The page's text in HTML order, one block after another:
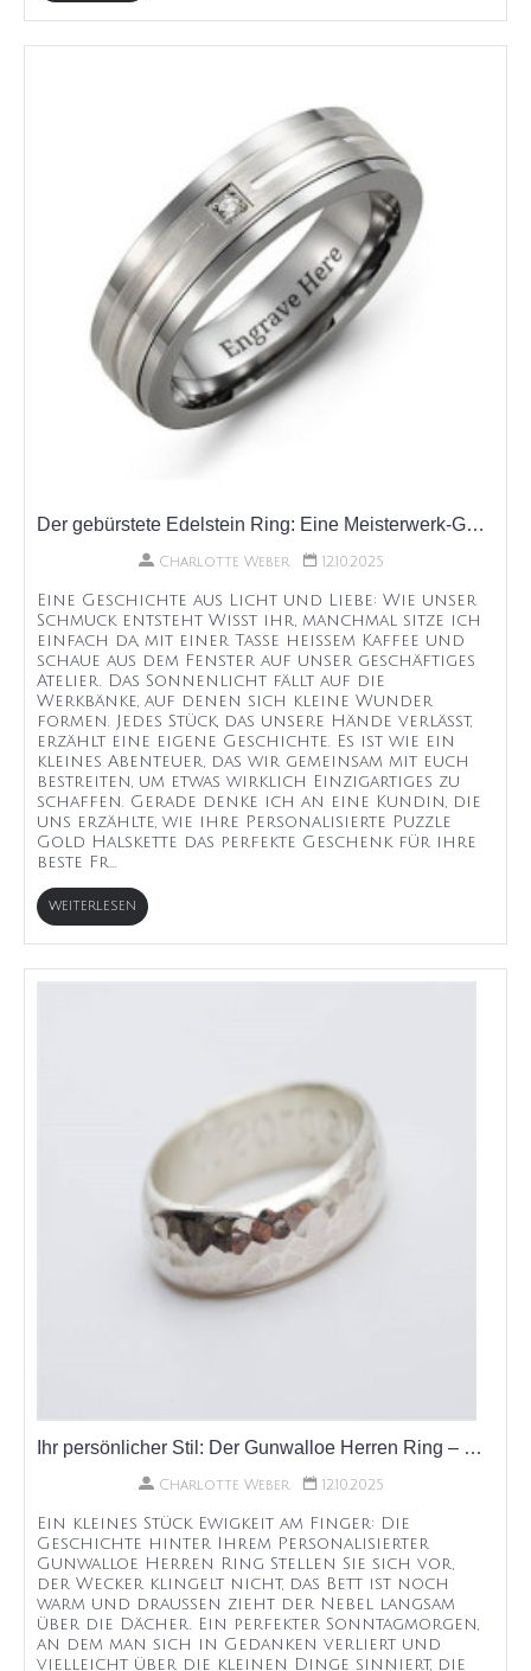
Der gebürstete Edelstein Ring: Eine Meisterwerk-Geschichte
Charlotte Weber 12.10.2025
Eine Geschichte aus Licht und Liebe: Wie unser
Schmuck entsteht Wisst ihr, manchmal sitze ich
einfach da, mit einer Tasse heißem Kaffee und
schaue aus dem Fenster auf unser geschäftiges
Atelier. Das Sonnenlicht fällt auf die
Werkbänke, auf denen sich kleine Wunder
formen. Jedes Stück, das unsere Hände verlässt,
erzählt eine eigene Geschichte. Es ist wie ein
kleines Abenteuer, das wir gemeinsam mit euch
bestreiten, um etwas wirklich Einzigartiges zu
schaffen. Gerade denke ich an eine Kundin, die
uns erzählte, wie ihre Personalisierte Puzzle
Gold Halskette das perfekte Geschenk für ihre
beste Fr...
WEITERLESEN
Ihr persönlicher Stil: Der Gunwalloe Herren Ring – Ein Blick hinter die Kulissen
Charlotte Weber 12.10.2025
Ein kleines Stück Ewigkeit am Finger: Die
Geschichte hinter Ihrem Personalisierter
Gunwalloe Herren Ring Stellen Sie sich vor,
der Wecker klingelt nicht, das Bett ist noch
warm und draußen zieht der Nebel langsam
über die Dächer. Ein perfekter Sonntagmorgen,
an dem man sich in Gedanken verliert und
vielleicht über die kleinen Dinge sinniert, die